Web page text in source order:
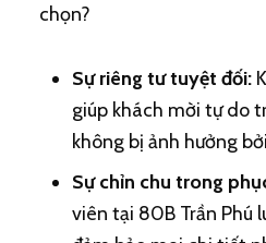
chọn?
Sự riêng tư tuyệt đối:
giúp khách mời tự do
không bị ảnh hưởng
Sự chỉn chu trong
viên tại 80B Trần Phú